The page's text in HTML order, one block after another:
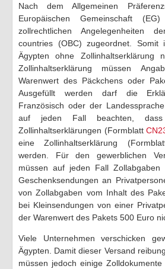
Nach dem Allgemeinen
Europäischen Gemeinschaft
zollrechtlichen Angelegenheiten
countries (OBC) zugeordnet. Somit
Ägypten ohne Zollinhaltserklärung
Zollinhaltserklärung müssen
Warenwert des Päckchens oder
Ausgefüllt werden darf die
Französisch oder der
auf jeden Fall beachten,
Zollinhaltserklärungen (Formblatt
eine Zollinhaltserklärung
werden. Für den gewerblichen
müssen auf jeden Fall Zollabgaben
Geschenksendungen an
von Zollabgaben vom Inhalt des
bei Kleinsendungen von einer
der Warenwert des Pakets 500 Euro
Viele Unternehmen verschicken
Ägypten. Damit dieser Versand
müssen jedoch einige Zolldokumente